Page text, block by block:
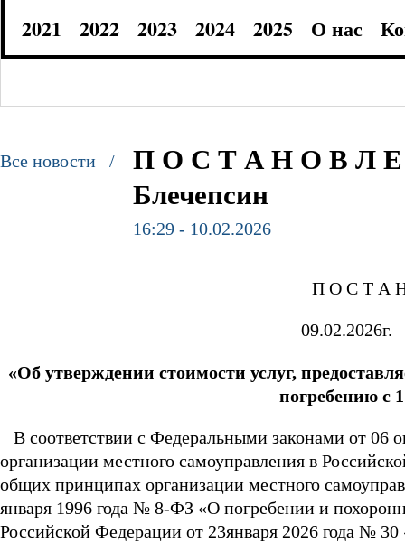
2021
2022 2023 2024 2025 О нас
Все новости /
П О С Т А Н О В Л Е
Блечепсин
16:29 - 10.02.2026
П О С Т А
«Об утверждении стоимости услуг,
погребению с
В соответствии с Федеральными законами от
организации местного самоуправления в
общих принципах организации местного
января 1996 года № 8-ФЗ «О погребении и
Российской Федерации от 23января 2026 года №